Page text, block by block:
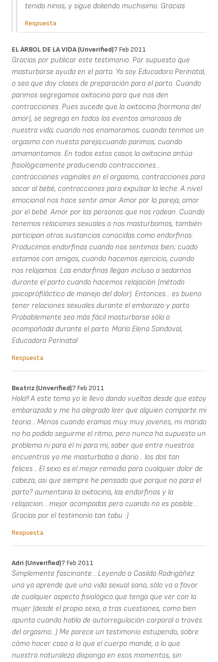
tenido ninos, y sigue doliendo muchisimo. Gracias
Respuesta
EL ÁRBOL DE LA VIDA (unverified)7 Feb 2011
Gracias por publicar este testimonio. Por supuesto que
masturbarse ayuda en el parto. Yo soy Educadora Perinatal,
o sea que doy clases de preparación para el parto. Cuando
parimos segregamos oxitocina para que nos den
contracciones. Pues sucede que la oxitocina (hormona del
amor), se segrega en todos los eventos amorosos de
nuestra vida; cuando nos enamoramos; cuando tenmos un
orgasmo con nuesta pareja;cuando parimos; cuando
amamantamos. En todos estos casos la oxitocina antúa
fisiológicamente produciendo contracciones...
contracciones vaginales en el orgasmo, contracciones para
sacar al bebé, contracciones para expulsar la leche. A nivel
emocional nos hace sentir amor. Amor por la pareja, amor
por el bebé. Amor por las personas que nos rodean. Cuando
tenemos relaciones sexuales o nos masturbamos, también
participan otras sustancias conocidas como endorfinas.
Producimos endorfinas cuando nos sentimos bien; cuado
estamos con amigos, cuando hacemos ejercicio, cuando
nos relajamos. Las endorfinas llegan incluso a sedarnos
durante el parto cuando hacemos relajación (método
psicoprófiláctico de manejo del dolor). Entonces... es bueno
tener relaciones sexuales durante el embarazo y parto.
Probablemente sea más fácil masturbarse sóla o
acompañada durante el parto. María Elena Sandoval,
Educadora Perinatal
Respuesta
Beatriz (unverified)7 Feb 2011
Hola!! A este tema yo le llevo dando vueltas desde que estoy
embarazada y me ha alegrado leer que alguien comparte mi
teoria... Menos cuando eramos muy muy jovenes, mi marido
no ha podido seguirme el ritmo, pero nunca ha supuesto un
problema ni para el ni para mi, saber que entre nuestros
encuentros yo me masturbaba a diario... los dos tan
felices... El sexo es el mejor remedio para cualquier dolor de
cabeza, asi que siempre he pensado que porque no para el
parto? aumentaria la oxitocina, las endorfinas y la
relajacion... mejor acompadas pero cuando no es posible...
Gracias por el testimonio tan tabu :)
Respuesta
Adri (unverified)7 Feb 2011
Simplemente fascinante... Leyendo a Casilda Rodrigáñez
una ya aprende que una vida sexual sana, sólo va a favor
de cualquier aspecto fisiológico que tenga que ver con la
mujer (desde el propio sexo, a tras cuestiones, como bien
apunta cuando habla de autorregulación corporal a través
del orgasmo...) Me parece un testimonio estupendo, sobre
cómo hacer caso a lo que el cuerpo mande, a lo que
nuestra naturaleza disponga en esos momentos, sin